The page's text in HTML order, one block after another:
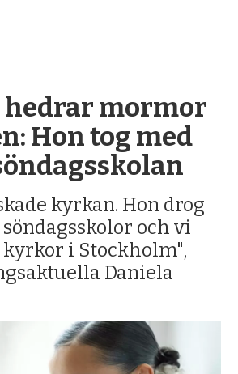
mormor
Hon tog med
kyrkan. Hon drog
och vi
i Stockholm",
Daniela